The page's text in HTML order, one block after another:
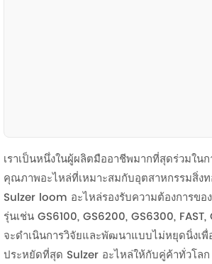
เราเป็นหนึ่งในผู้ผลิตมืออาชีพมากที่สุดร่วมใน
คุณภาพอะไหล่ที่เหมาะสมกับอุตสาหกรรมสิ่ง
Sulzer loom อะไหล่รองรับความต้องการขอ
รุ่นเช่น GS6100, GS6200, GS6300,
จะดำเนินการวิจัยและพัฒนาแบบไม่หยุดนิ่งเ
ประหยัดที่สุด Sulzer อะไหล่ให้กับคู่ค้าทั่วโลก